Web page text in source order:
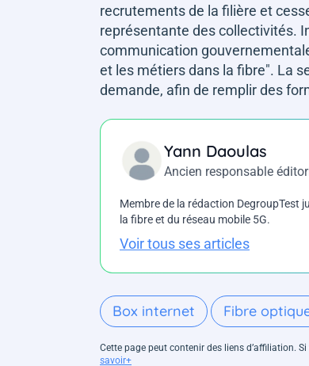
recrutements de la filière et
représentante des collectivités.
communication
et les métiers dans la fibre". La
demande, afin de remplir des
Yann Daoulas
Ancien responsable
Membre de la rédaction DegroupTest
la fibre et du réseau mobile 5G.
Voir tous ses articles
Box internet Fibre
Cette page peut contenir des liens d’affiliation.
savoir+